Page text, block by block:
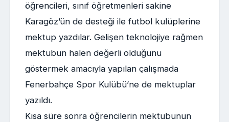
öğrencileri, sınıf öğretmenleri sakine
Karagöz’ün de desteği ile futbol kulüplerine
mektup yazdılar. Gelişen teknolojiye rağmen
mektubun halen değerli olduğunu
göstermek amacıyla yapılan çalışmada
Fenerbahçe Spor Kulübü’ne de mektuplar
yazıldı.
Kısa süre sonra öğrencilerin mektubunun